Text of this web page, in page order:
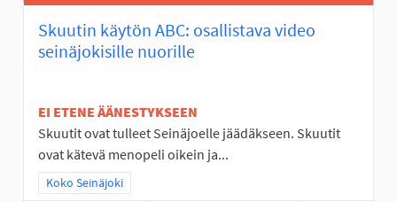
Skuutin käytön ABC: osallistava video
seinäjokisille nuorille
EI ETENE ÄÄNESTYKSEEN
Skuutit ovat tulleet Seinäjoelle jäädäkseen. Skuutit
ovat kätevä menopeli oikein ja...
Rajaa tulokset teeman mukaan: Koko Seinäjoki
Koko Seinäjoki